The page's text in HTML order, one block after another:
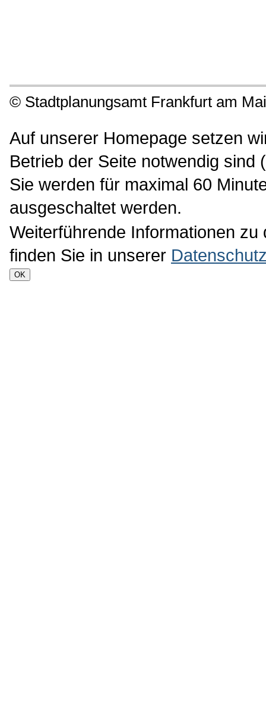
© Stadtplanungsamt Frankfurt am
Auf unserer Homepage setzen
Betrieb der Seite notwendig
Sie werden für maximal 60
ausgeschaltet werden.
Weiterführende Informationen
finden Sie in unserer
OK